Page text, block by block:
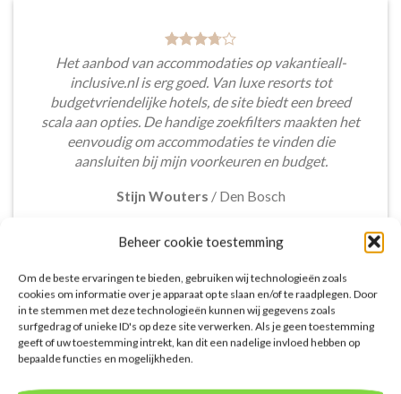
Beheer cookie toestemming
Om de beste ervaringen te bieden, gebruiken wij technologieën zoals
cookies om informatie over je apparaat op te slaan en/of te raadplegen. Door
in te stemmen met deze technologieën kunnen wij gegevens zoals
surfgedrag of unieke ID's op deze site verwerken. Als je geen toestemming
geeft of uw toestemming intrekt, kan dit een nadelige invloed hebben op
bepaalde functies en mogelijkheden.
Het aanbod van accommodaties op vakantieall-
inclusive.nl is erg goed. Van luxe resorts tot
budgetvriendelijke hotels, de site biedt een breed
scala aan opties. De handige zoekfilters maakten het
eenvoudig om accommodaties te vinden die
aansluiten bij mijn voorkeuren en budget.
Stijn Wouters / Den Bosch
De aangeboden pakketreizen op de website zijn
handig voor reizigers die graag alles in één keer
regelen. Het aanbod varieert van budget, luxe tot
gezinsvriendelijke vakanties. De pakketten